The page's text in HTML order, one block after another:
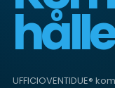
UFFICIOVENTIDUE®